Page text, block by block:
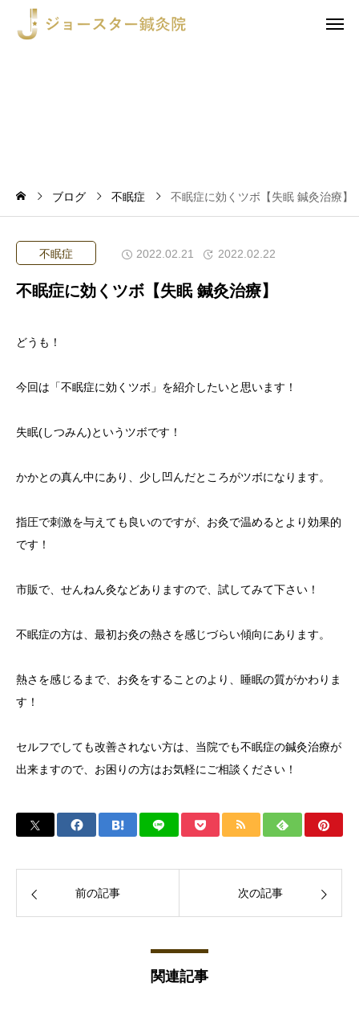
ブログ 不眠症 不眠症に効くツボ【失眠 鍼灸治療】
不眠症 2022.02.21 2022.02.22
不眠症に効くツボ【失眠 鍼灸治療】
どうも！
今回は「不眠症に効くツボ」を紹介したいと思います！
失眠(しつみん)というツボです！
かかとの真ん中にあり、少し凹んだところがツボになります。
指圧で刺激を与えても良いのですが、お灸で温めるとより効果的
です！
市販で、せんねん灸などありますので、試してみて下さい！
不眠症の方は、最初お灸の熱さを感じづらい傾向にあります。
熱さを感じるまで、お灸をすることのより、睡眠の質がかわりま
す！
セルフでしても改善されない方は、当院でも不眠症の鍼灸治療が
出来ますので、お困りの方はお気軽にご相談ください！
前の記事 次の記事
関連記事